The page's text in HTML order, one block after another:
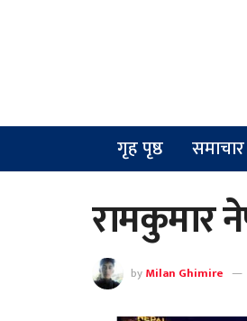
गृह पृष्ठ समाचार
रामकुमार
byMilan Ghimire